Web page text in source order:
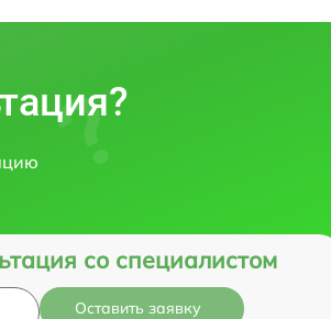
со специалистом
Оставить заявку